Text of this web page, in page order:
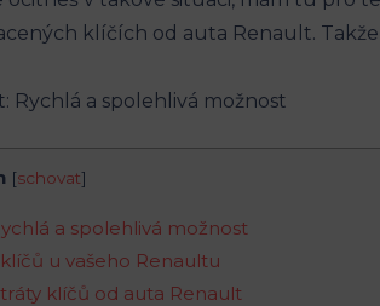
klíčích od auta Renault.
[schovat]
a spolehlivá možnost
u vašeho⁤ Renaultu
klíčů od auta Renault